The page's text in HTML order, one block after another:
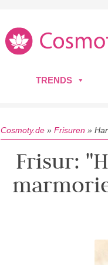
TRENDS
Cosmoty.de » Frisuren »
Frisur: